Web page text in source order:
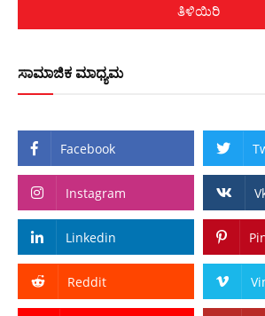
ತಿಳಿಯಿರಿ
ಸಾಮಾಜಿಕ ಮಾಧ್ಯಮ
Facebook
Instagram
Linkedin
Reddit